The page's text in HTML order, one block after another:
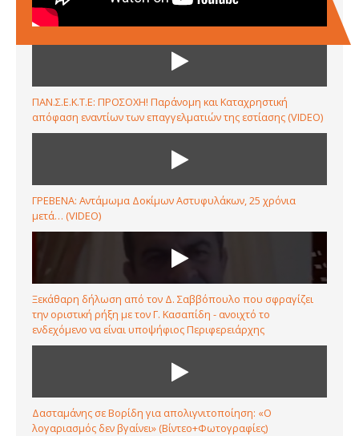
ΠΑΝ.Σ.Ε.Κ.Τ.Ε: ΠΡΟΣΟΧΗ! Παράνομη και Καταχρηστική
απόφαση εναντίων των επαγγελματιών της εστίασης (VIDEO)
ΓΡΕΒΕΝΑ: Αντάμωμα Δοκίμων Αστυφυλάκων, 25 χρόνια
μετά… (VIDEO)
Ξεκάθαρη δήλωση από τον Δ. Σαββόπουλο που σφραγίζει
την οριστική ρήξη με τον Γ. Κασαπίδη - ανοιχτό το
ενδεχόμενο να είναι υποψήφιος Περιφερειάρχης
Δασταμάνης σε Βορίδη για απολιγνιτοποίηση: «Ο
λογαριασμός δεν βγαίνει» (Βίντεο+Φωτογραφίες)